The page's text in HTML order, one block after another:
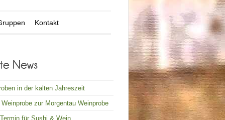
Kontakt
in der kalten Jahreszeit
zur Morgentau Weinprobe
für Sushi & Wein